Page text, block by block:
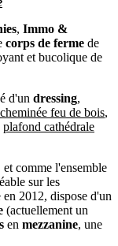
, Immo &
corps de ferme de
et bucolique de
d'un dressing,
cheminée feu de bois,
plafond cathédrale
et comme l'ensemble
sur les
2012, dispose d'un
(actuellement un
en mezzanine, une